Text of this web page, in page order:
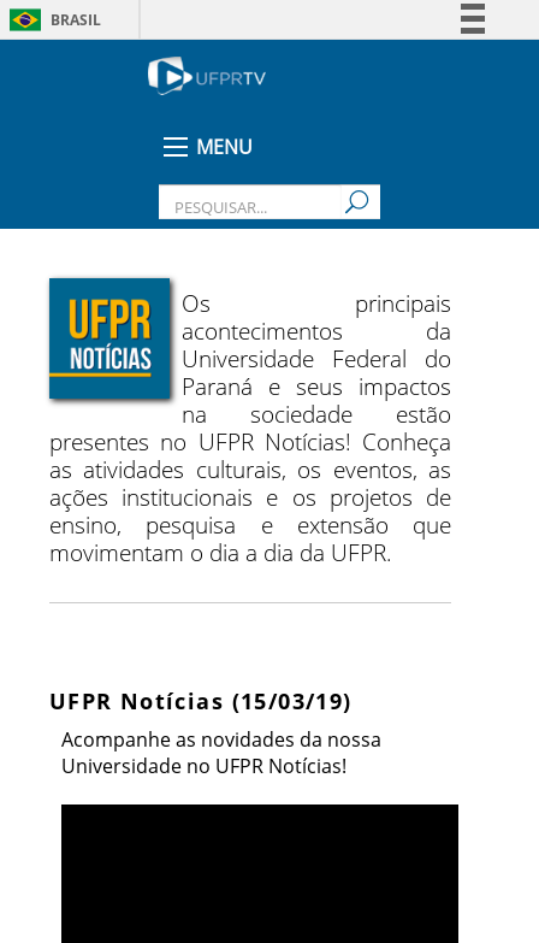
BRASIL
Legislação
MENU
Os principais
acontecimentos da
Universidade Federal do
Paraná e seus impactos
na sociedade estão
presentes no UFPR Notícias! Conheça
as atividades culturais, os eventos, as
ações institucionais e os projetos de
ensino, pesquisa e extensão que
movimentam o dia a dia da UFPR.
UFPR Notícias (15/03/19)
Acompanhe as novidades da nossa
Universidade no UFPR Notícias!